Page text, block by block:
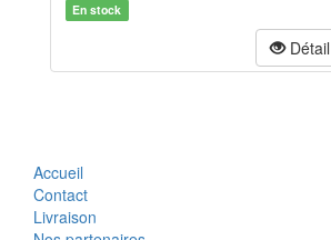
En stock
Détail
Accueil
Contact
Livraison